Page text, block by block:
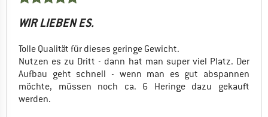
WIR LIEBEN ES.
Tolle Qualität für dieses geringe Gewicht.
Nutzen es zu Dritt - dann hat man super viel Platz. Der
Aufbau geht schnell - wenn man es gut abspannen
möchte, müssen noch ca. 6 Heringe dazu gekauft
werden.